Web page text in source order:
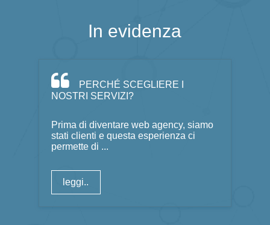
In evidenza
PERCHÉ SCEGLIERE I
NOSTRI SERVIZI?
Prima di diventare web agency, siamo
stati clienti e questa esperienza ci
permette di ...
leggi..